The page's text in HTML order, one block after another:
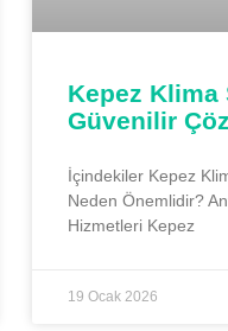
Kepez Klima
Güvenilir
İçindekiler Kepez
Neden Önemlidir?
Hizmetleri Kepez
19 Ocak 2026